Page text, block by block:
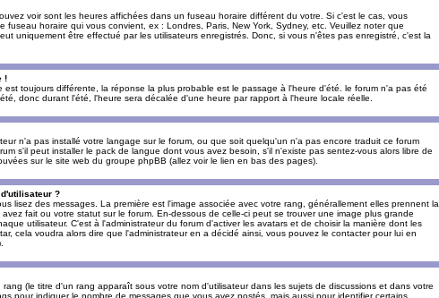
voir sont les heures affichées dans un fuseau horaire différent du votre. Si c'est le cas, vous
horaire qui vous convient, ex : Londres, Paris, New York, Sydney, etc. Veuillez noter que
uniquement être effectué par les utilisateurs enregistrés. Donc, si vous n'êtes pas enregistré, c'est la
!
toujours différente, la réponse la plus probable est le passage à l'heure d'été. le forum n'a pas été
donc durant l'été, l'heure sera décalée d'une heure par rapport à l'heure locale réelle.
n'a pas installé votre langage sur le forum, ou que soit quelqu'un n'a pas encore traduit ce forum
s'il peut installer le pack de langue dont vous avez besoin, s'il n'existe pas sentez-vous alors libre de
sur le site web du groupe phpBB (allez voir le lien en bas des pages).
?
lisez des messages. La première est l'image associée avec votre rang, générallement elles prennent la
fait ou votre statut sur le forum. En-dessous de celle-ci peut se trouver une image plus grande
utilisateur. C'est à l'administrateur du forum d'activer les avatars et de choisir la manière dont les
cela voudra alors dire que l'administrateur en a décidé ainsi, vous pouvez le contacter pour lui en
(le titre d'un rang apparaît sous votre nom d'utilisateur dans les sujets de discussions et dans votre
pour indiquer le nombre de messages que vous avez postés, mais aussi pour identifier certains